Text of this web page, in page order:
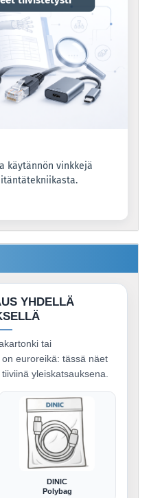
käytännön vinkkejä
YHDELLÄ
tai
euroreikä: tässä näet
yleiskatsauksena.
DINIC
Polybag